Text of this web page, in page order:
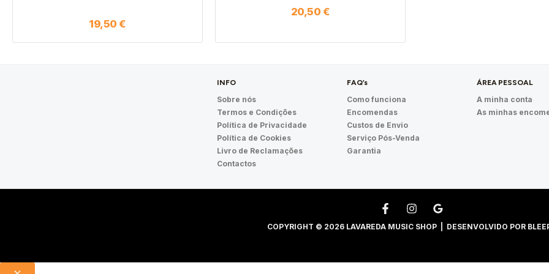
19,50€
20,50 €
INFO
Sobre nós
Termos e Condições
Política de Privacidade
Política de Cookies
Livro de Reclamações
Contactos
FAQ’s
Como funciona
Encomendas
Custos de Envio
Serviço Pós-Venda
Garantia
ÁREA PESSOAL
A minha conta
As minhas
COPYRIGHT © 2026 LAVAREDA MUSIC SHOP | DESENVOLVIDO POR